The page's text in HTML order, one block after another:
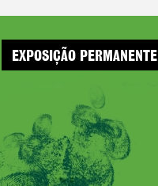
EXPOSIÇÃO PERMANENTE